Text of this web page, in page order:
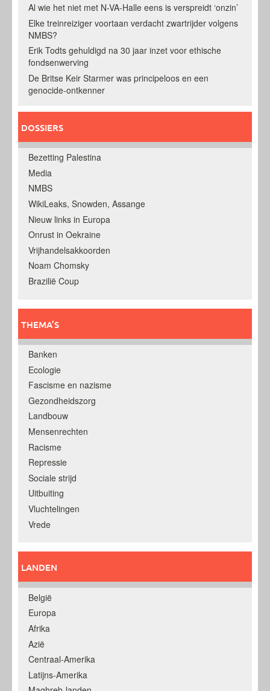
Al wie het niet met N-VA-Halle eens is verspreidt ‘onzin’
Elke treinreiziger voortaan verdacht zwartrijder volgens
NMBS?
Erik Todts gehuldigd na 30 jaar inzet voor ethische
fondsenwerving
De Britse Keir Starmer was principeloos en een
genocide-ontkenner
DOSSIERS
Bezetting Palestina
Media
NMBS
WikiLeaks, Snowden, Assange
Nieuw links in Europa
Onrust in Oekraine
Vrijhandelsakkoorden
Noam Chomsky
Brazilië Coup
THEMA’S
Banken
Ecologie
Fascisme en nazisme
Gezondheidszorg
Landbouw
Mensenrechten
Racisme
Repressie
Sociale strijd
Uitbuiting
Vluchtelingen
Vrede
LANDEN
België
Europa
Afrika
Azië
Centraal-Amerika
Latijns-Amerika